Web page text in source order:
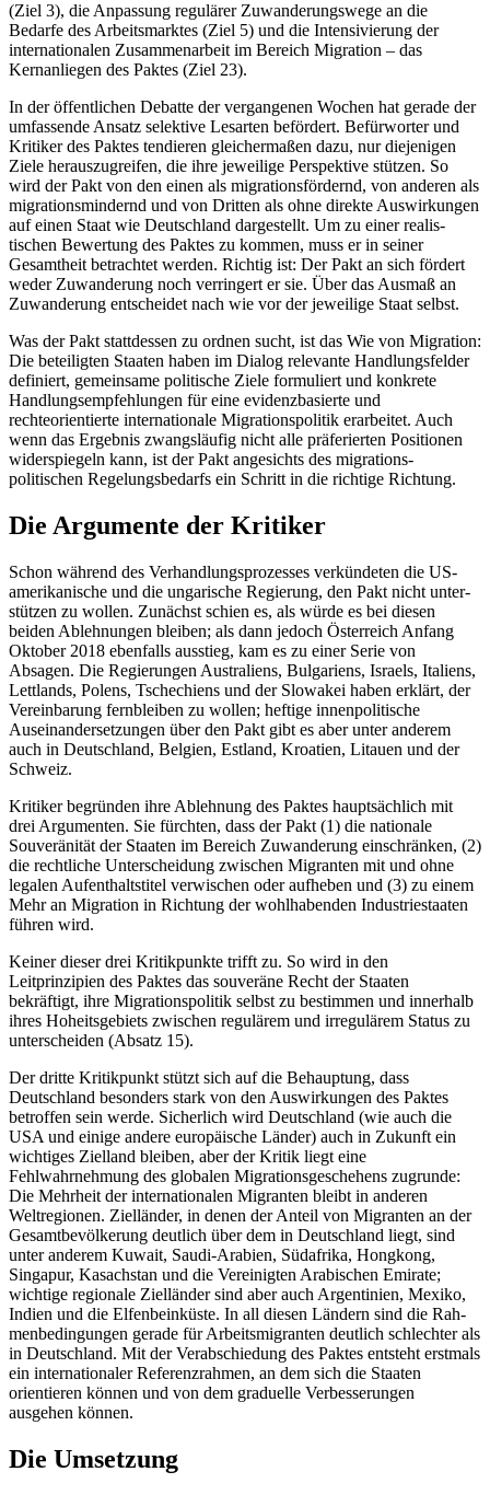
(Ziel 3), die Anpassung regulärer Zuwanderungswege an die
Bedarfe des Arbeitsmarktes (Ziel 5) und die Intensivierung der
internationalen Zusammenarbeit im Bereich Migration – das
Kernanliegen des Paktes (Ziel 23).
In der öffentlichen Debatte der vergangenen Wochen hat gerade der
umfassende Ansatz selektive Lesarten befördert. Befür­worter und
Kritiker des Paktes tendieren gleichermaßen dazu, nur diejenigen
Ziele herauszugreifen, die ihre jeweilige Perspek­tive stützen. So
wird der Pakt von den einen als migrationsfördernd, von anderen als
mi­grationsmindernd und von Dritten als ohne direkte Auswirkungen
auf einen Staat wie Deutsch­land dargestellt. Um zu einer realis­
tischen Bewertung des Paktes zu kom­men, muss er in sei­ner
Gesamtheit betrach­tet werden. Richtig ist: Der Pakt an sich för­dert
weder Zuwanderung noch verringert ersie. Über das Ausmaß an
Zuwanderung ent­schei­det nach wie vor der jeweilige Staat selbst.
Was der Pakt stattdessen zu ordnen sucht, ist das Wie von Migration:
Die betei­ligten Staaten haben im Dialog relevante Handlungsfelder
definiert, gemeinsame politische Ziele formuliert und konkrete
Handlungsempfehlungen für eine evidenzbasierte und
rechteorientierte internatio­nale Migrationspolitik erarbeitet. Auch
wenn das Ergebnis zwangsläufig nicht alle präferierten Positionen
widerspiegeln kann, ist der Pakt angesichts des migra­tions­
politischen Regelungsbedarfs ein Schritt in die richtige Richtung.
Die Argumente der Kritiker
Schon während des Verhandlungsprozesses verkündeten die US-
amerikanische und die ungarische Regierung, den Pakt nicht unter­
stützen zu wollen. Zunächst schien es, als würde es bei diesen
beiden Ablehnungen bleiben; als dann jedoch Österreich Anfang
Oktober 2018 ebenfalls ausstieg, kam es zu einer Serie von
Absagen. Die Regierungen Australiens, Bulgariens, Israels, Italiens,
Lettlands, Polens, Tschechiens und der Slo­wakei haben erklärt, der
Vereinbarung fern­bleiben zu wollen; heftige innenpolitische
Auseinandersetzungen über den Pakt gibt es aber unter anderem
auch in Deutschland, Belgien, Estland, Kroatien, Litauen und der
Schweiz.
Kritiker begründen ihre Ablehnung des Paktes hauptsächlich mit
drei Argumenten. Sie fürchten, dass der Pakt (1) die nationale
Souveränität der Staaten im Bereich Zu­wanderung einschränken, (2)
die recht­liche Unterscheidung zwischen Migranten mit und ohne
legalen Aufenthaltstitel ver­wischen oder aufheben und (3) zu einem
Mehr an Migration in Richtung der wohl­habenden Industriestaaten
führen wird.
Keiner dieser drei Kritikpunkte trifft zu. So wird in den
Leitprinzipien des Paktes das souveräne Recht der Staaten
bekräftigt, ihre Migrationspolitik selbst zu bestimmen und innerhalb
ihres Hoheitsgebiets zwischen re­gulärem und irregulärem Status zu
unter­scheiden (Absatz 15).
Der dritte Kritikpunkt stützt sich auf die Behauptung, dass
Deutschland besonders stark von den Auswirkungen des Paktes
betroffen sein werde. Sicherlich wird Deutschland (wie auch die
USA und einige andere europäische Länder) auch in Zukunft ein
wichtiges Zielland bleiben, aber der Kritik liegt eine
Fehlwahrnehmung des globalen Migrationsgeschehens zugrunde:
Die Mehrheit der internationalen Migranten bleibt in anderen
Weltregionen. Ziel­länder, in denen der Anteil von Migranten an der
Gesamtbevölkerung deutlich über dem in Deutschland liegt, sind
unter ande­rem Kuwait, Saudi-Arabien, Südafrika, Hongkong,
Singapur, Kasachstan und die Vereinigten Arabischen Emirate;
wichtige regionale Zielländer sind aber auch Argen­tinien, Mexiko,
Indien und die Elfenbeinküste. In all diesen Ländern sind die Rah­
menbedingungen gerade für Arbeitsmigran­ten deutlich schlechter als
in Deutschland. Mit der Verabschiedung des Paktes entsteht erstmals
ein internationaler Referenzrahmen, an dem sich die Staaten
orientieren können und von dem graduelle Verbesserungen
ausgehen können.
Die Umsetzung